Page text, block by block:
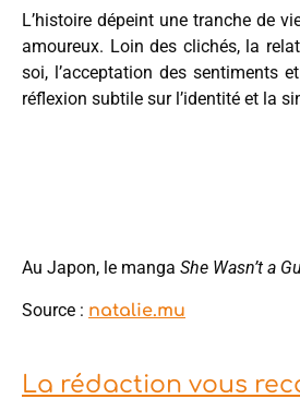
L’histoire dépeint une tranche de
amoureux. Loin des clichés, la
soi, l’acceptation des sentiments
réflexion subtile sur l’identité et la
Au Japon, le manga She Wasn’t a
Source : natalie.mu
La rédaction vous